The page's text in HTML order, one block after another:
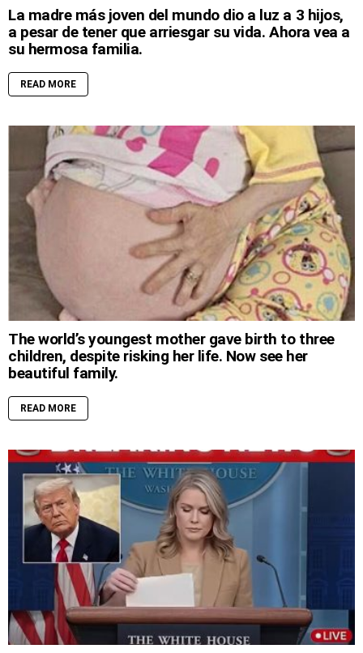
La madre más joven del mundo dio a luz a 3 hijos,
a pesar de tener que arriesgar su vida. Ahora vea a
su hermosa familia.
READ MORE
The world’s youngest mother gave birth to three
children, despite risking her life. Now see her
beautiful family.
READ MORE